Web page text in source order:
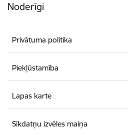
Noderīgi
Privātuma politika
Piekļūstamība
Lapas karte
Sīkdatņu izvēles maiņa